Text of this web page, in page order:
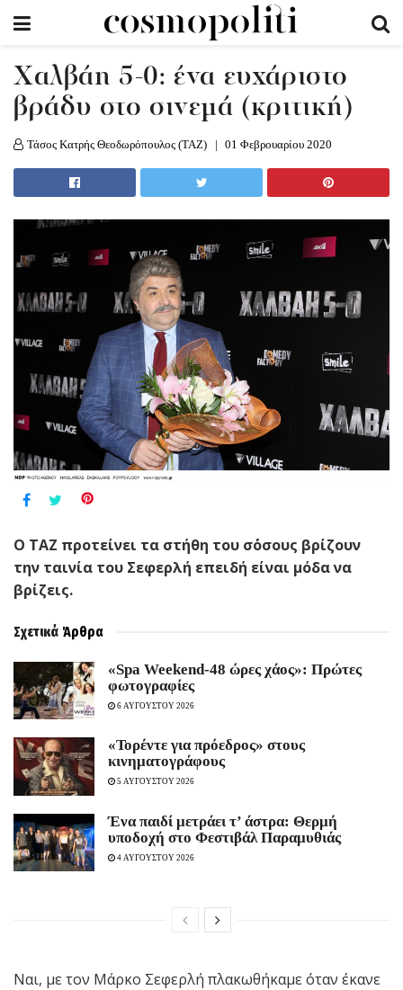
Χαλβάη 5-0: ένα ευχάριστο
βράδυ στο σινεμά (κριτική)
Τάσος Κατρής Θεοδωρόπουλος (TAZ) 01 Φεβρουαρίου 2020
O TAZ προτείνει τα στήθη του σ΄όσους βρίζουν
την ταινία του Σεφερλή επειδή είναι μόδα να
βρίζεις.
Σχετικά Άρθρα
«Spa Weekend-48 ώρες χάος»: Πρώτες
φωτογραφίες
6 ΑΥΓΟΥΣΤΟΥ 2026
«Τορέντε για πρόεδρος» στους
κινηματογράφους
5 ΑΥΓΟΥΣΤΟΥ 2026
Ένα παιδί μετράει τ’ άστρα: Θερμή
υποδοχή στο Φεστιβάλ Παραμυθιάς
4 ΑΥΓΟΥΣΤΟΥ 2026
Nαι, με τον Μάρκο Σεφερλή πλακωθήκαμε όταν έκανε